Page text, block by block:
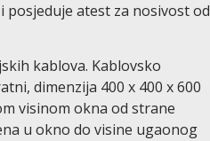
i posjeduje atest za nosivost od
kablova. Kablovsko
dimenzija 400 x 400 x 600
visinom okna od strane
u okno do visine ugaonog